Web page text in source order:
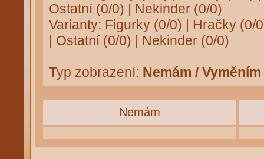
Ostatní (0/0) | Nekinder (0/0)
Varianty: Figurky (0/0) | Hračky (0/
| Ostatní (0/0) | Nekinder (0/0)
Typ zobrazení: Nemám / Vyměním
Nemám